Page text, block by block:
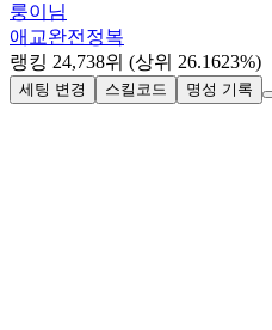
룽이님
애교완전정복
랭킹 24,738위 (상위 26.1623%)
세팅 변경 스킬코드 명성 기록